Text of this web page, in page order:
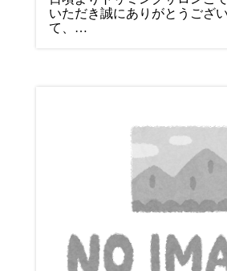
いただき誠にありがとうござ
て、…